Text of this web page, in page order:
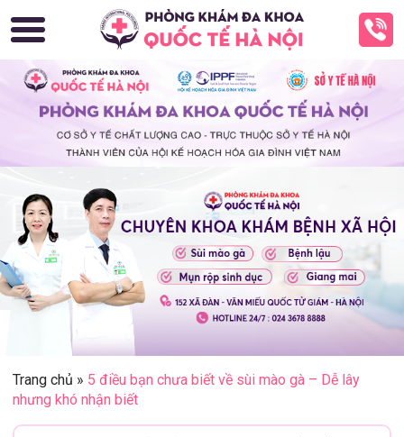
Trang chủ » 5 điều bạn chưa biết về sùi mào gà – Dễ lây
nhưng khó nhận biết